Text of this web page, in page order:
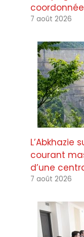
coordonnée
7 août 2026
L’Abkhazie
courant
d’une
7 août 2026